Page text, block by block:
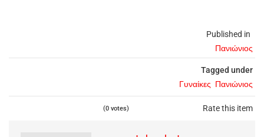
Published in
Πανιώνιος
Tagged under
Γυναίκες Πανιώνιος
Rate this item
(0 votes)